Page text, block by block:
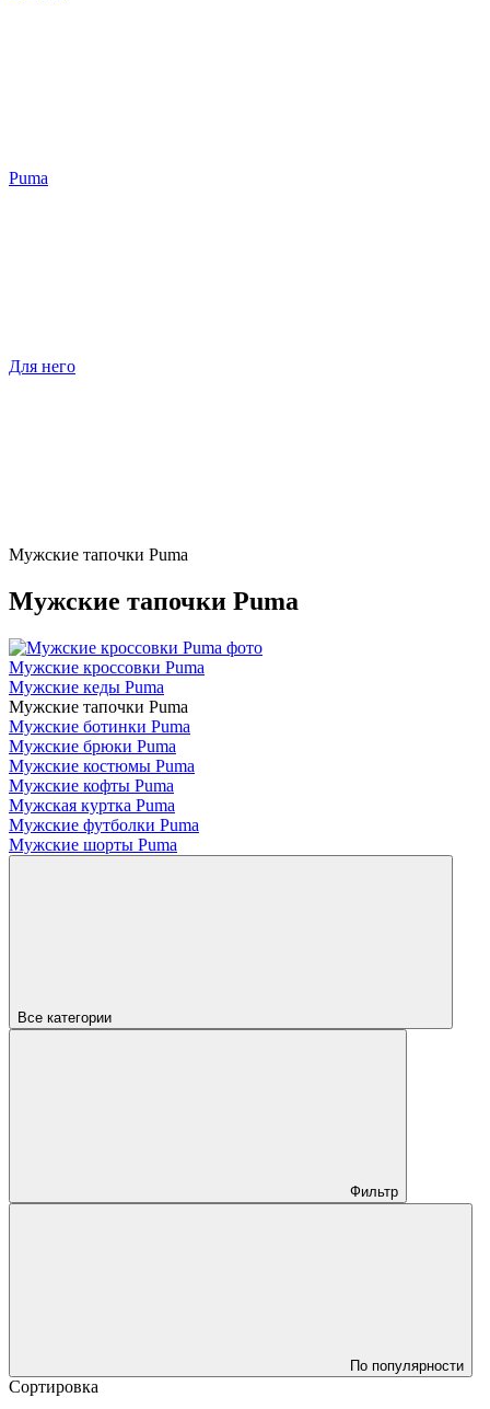
Puma
Для него
Мужские тапочки Puma
Мужские тапочки Puma
Мужские кроссовки Puma
Мужские кеды Puma
Мужские тапочки Puma
Мужские ботинки Puma
Мужские брюки Puma
Мужские костюмы Puma
Мужские кофты Puma
Мужская куртка Puma
Мужские футболки Puma
Мужские шорты Puma
Все категории
Фильтр
По популярности
Сортировка